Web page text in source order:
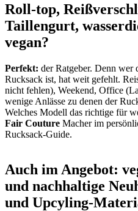
Roll-top,
Taillengurt,
vegan?
Perfekt: der Ratgeber. Denn wer
Rucksack ist, hat weit gefehlt.
nicht fehlen), Weekend, Office
wenige Anlässe zu denen der
Welches Modell das richtige für
Fair Couture Macher im
Rucksack-Guide.
Auch im Angebot:
und nachhaltige
und Upcyling-